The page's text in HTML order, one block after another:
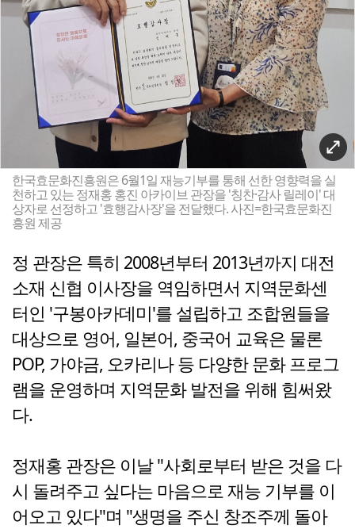
한국효문화진흥원은 6월1일 재능기부를 통해 선한 영향력을 실
천하고 있는 정재홍 홍진 아카이브 관장을 '칭찬·감사 릴레이' 대
상자로 선정하고 '효행감사장'을 전달했다. 사진=한국효문화진
흥원 제공
정 관장은 특히 2008년부터 2013년까지 대전
소재 신협 이사장을 역임하면서 지역문화센
터인 '구봉아카데미'를 설립하고 조합원들을
대상으로 영어, 일본어, 중국어 교육은 물론
POP, 가야금, 오카리나 등 다양한 문화 프로그
램을 운영하며 지역문화 발전을 위해 힘써왔
다.
정재홍 관장은 이날 "사회로부터 받은 것을 다
시 돌려주고 싶다는 마음으로 재능 기부를 이
어오고 있다"며 "생명을 주신 창조주께 돌아